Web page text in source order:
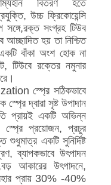
বিতরণ হতে
উচ্চ ফ্রিকোয়েন্সি
সঙ্গে,রক্ত সংগ্রহ টিউব
আচ্ছাদিত হয় তা নিশ্চিত
বাঁকা অংশ হোক না
টিউবে রক্তের নমুনার
স্প্রে সঠিকভাবে
দ্বারা সৃষ্ট উপাদান
প্রায়ই একটি অভিন্ন
স্প্রে প্রয়োজন, প্রচুর
একটি সুনির্দিষ্ট
ব্যাপকভাবে উৎপাদন
আকারের উৎপাদনে,
প্রায় 30% -40%